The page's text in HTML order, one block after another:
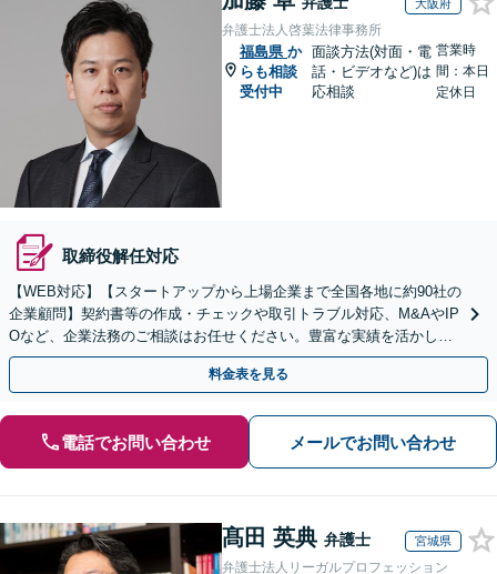
大阪府
弁護士法人啓葉法律事務所
福島県 か
らも相談
受付中
面談方法(対面・電
話・ビデオなど)は
応相談
営業時
間：本日
定休日
取締役解任対応
【WEB対応】【スタートアップから上場企業まで全国各地に約90社の
企業顧問】契約書等の作成・チェックや取引トラブル対応、M&AやIP
Oなど、企業法務のご相談はお任せください。豊富な実績を活かし的
確に対応を進めてまいります。
料金表を見る
電話でお問い合わせ メールでお問い合わせ
髙田 英典 弁護士 宮城県
弁護士法人リーガルプロフェッション